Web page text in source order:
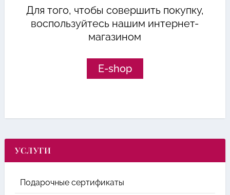
Для того, чтобы совершить покупку,
воспользуйтесь нашим интернет-
магазином
E-shop
УСЛУГИ
Подарочные сертификаты